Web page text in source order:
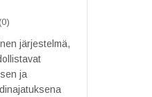
järjestelmä,
ja